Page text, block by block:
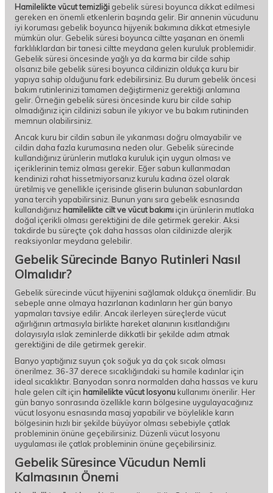
Hamilelikte vücut temizliği gebelik süresi boyunca dikkat edilmesi
gereken en önemli etkenlerin başında gelir. Bir annenin vücudunu
iyi koruması gebelik boyunca hijyenik bakımına dikkat etmesiyle
mümkün olur. Gebelik süresi boyunca ciltte yaşanan en önemli
farklılıklardan bir tanesi ciltte meydana gelen kuruluk problemidir.
Gebelik süresi öncesinde yağlı ya da karma bir cilde sahip
olsanız bile gebelik süresi boyunca cildinizin oldukça kuru bir
yapıya sahip olduğunu fark edebilirsiniz. Bu durum gebelik öncesi
bakım rutinlerinizi tamamen değiştirmeniz gerektiği anlamına
gelir. Örneğin gebelik süresi öncesinde kuru bir cilde sahip
olmadığınız için cildinizi sabun ile yıkıyor ve bu bakım rutininden
memnun olabilirsiniz.
Ancak kuru bir cildin sabun ile yıkanması doğru olmayabilir ve
cildin daha fazla kurumasına neden olur. Gebelik sürecinde
kullandığınız ürünlerin mutlaka kuruluk için uygun olması ve
içeriklerinin temiz olması gerekir. Eğer sabun kullanmadan
kendinizi rahat hissetmiyorsanız kurulu kadına özel olarak
üretilmiş ve genellikle içerisinde gliserin bulunan sabunlardan
yana tercih yapabilirsiniz. Bunun yanı sıra gebelik esnasında
kullandığınız hamilelikte cilt ve vücut bakımı için ürünlerin mutlaka
doğal içerikli olması gerektiğini de dile getirmek gerekir. Aksi
takdirde bu süreçte çok daha hassas olan cildinizde alerjik
reaksiyonlar meydana gelebilir.
Gebelik Sürecinde Banyo Rutinleri Nasıl
Olmalıdır?
Gebelik sürecinde vücut hijyenini sağlamak oldukça önemlidir. Bu
sebeple anne olmaya hazırlanan kadınların her gün banyo
yapmaları tavsiye edilir. Ancak ilerleyen süreçlerde vücut
ağırlığının artmasıyla birlikte hareket alanının kısıtlandığını
dolayısıyla ıslak zeminlerde dikkatli bir şekilde adım atmak
gerektiğini de dile getirmek gerekir.
Banyo yaptığınız suyun çok soğuk ya da çok sıcak olması
önerilmez. 36-37 derece sıcaklığındaki su hamile kadınlar için
ideal sıcaklıktır. Banyodan sonra normalden daha hassas ve kuru
hale gelen cilt için hamilelikte vücut losyonu kullanımı önerilir. Her
gün banyo sonrasında özellikle karın bölgesine uygulayacağınız
vücut losyonu esnasında masaj yapabilir ve böylelikle karın
bölgesinin hızlı bir şekilde büyüyor olması sebebiyle çatlak
probleminin önüne geçebilirsiniz. Düzenli vücut losyonu
uygulaması ile çatlak probleminin önüne geçebilirsiniz.
Gebelik Süresince Vücudun Nemli
Kalmasının Önemi